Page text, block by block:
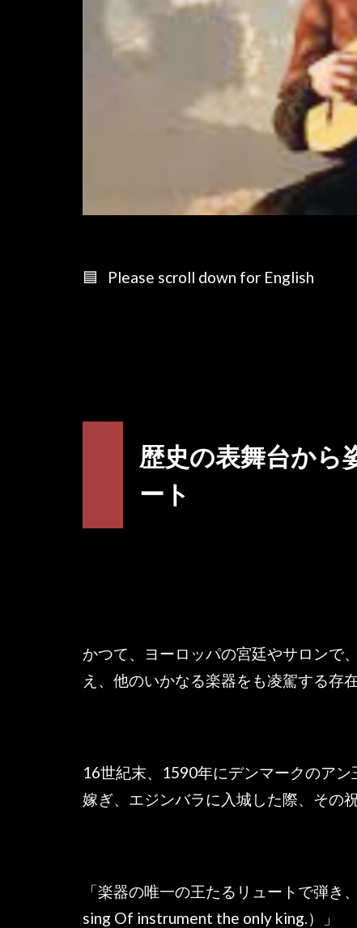
🟦 Please scroll down for English
歴史の表舞台から
ート
かつて、ヨーロッパの宮廷やサロンで
え、他のいかなる楽器をも凌駕する存
16世紀末、1590年にデンマークのア
嫁ぎ、エジンバラに入城した際、その
「楽器の唯一の王たるリュートで弾き
sing Of instrument the only king.）」